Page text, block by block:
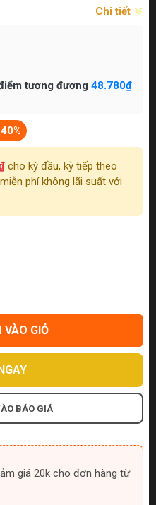
Chi tiết
tương đương 48.780₫
cho kỳ đầu, kỳ tiếp theo
miễn phí không lãi suất với
VÀO GIỎ
BÁO GIÁ